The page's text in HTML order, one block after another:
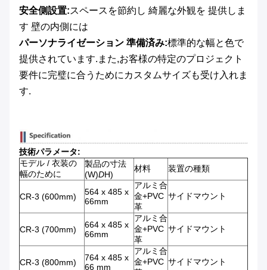
安全側設置:スペースを節約し 綺麗な外観を 提供しま
す 壁の内側には
パーソナライゼーション 準備済み:標準的な幅と色で
提供されています.また,お客様の特定のプロジェクト
要件に完璧に合うためにカスタムサイズも受け入れま
す.
技術パラメータ:
モデル / 衣装の
幅のために
製品の寸法
(W)DH)
材料 装置の種類
CR-3 (600mm)
564 x 485 x
66mm
アルミ合
金+PVC
革
サイドマウント
CR-3 (700mm)
664 x 485 x
66mm
アルミ合
金+PVC
革
サイドマウント
CR-3 (800mm)
764 x 485 x
66 mm
アルミ合
金+PVC サイドマウント